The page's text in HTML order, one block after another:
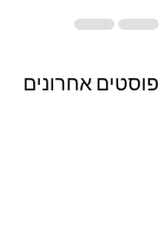
פוסטים אחרונים